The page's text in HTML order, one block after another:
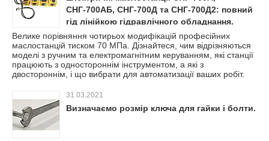
СНГ-700АБ, СНГ-700Д та СНГ-700Д2: повний
гід лінійкою гідравлічного обладнання.
Велике порівняння чотирьох модифікацій професійних
маслостанцій тиском 70 МПа. Дізнайтеся, чим відрізняються
моделі з ручним та електромагнітним керуванням, які станції
працюють з одностороннім інструментом, а які з
двостороннім, і що вибрати для автоматизації ваших робіт.
31.03.2021
Визначаємо розмір ключа для гайки і болти.